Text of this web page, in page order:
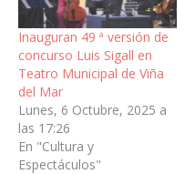
Inauguran 49 ª versión de
concurso Luis Sigall en
Teatro Municipal de Viña
del Mar
Lunes, 6 Octubre, 2025 a
las 17:26
En "Cultura y
Espectáculos"